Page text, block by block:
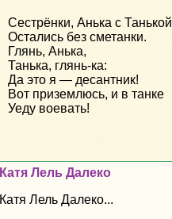
Сестрёнки, Анька с Танькой
Остались без сметанки.
Глянь, Анька,
Танька, глянь-ка:
Да это я — десантник!
Вот приземлюсь, и в танке
Уеду воевать!
Катя Лель Далеко
Катя Лель Далеко...